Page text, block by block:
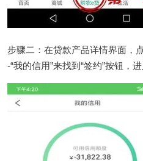
步骤二：在贷款产品详情界面，
-“我的信用”来找到“签约”按钮，